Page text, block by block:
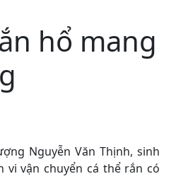
hổ mang
Nguyễn Văn Thịnh, sinh
vi vận chuyển cá thể rắn có